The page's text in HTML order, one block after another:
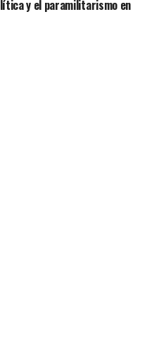
y el paramilitarismo en